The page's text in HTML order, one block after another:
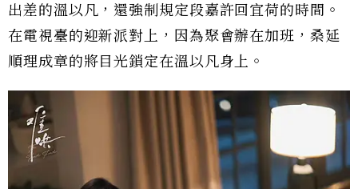
出差的溫以凡，還強制規定段嘉許回宜荷的時間。
在電視臺的迎新派對上，因為聚會辦在加班，桑延
順理成章的將目光鎖定在溫以凡身上。